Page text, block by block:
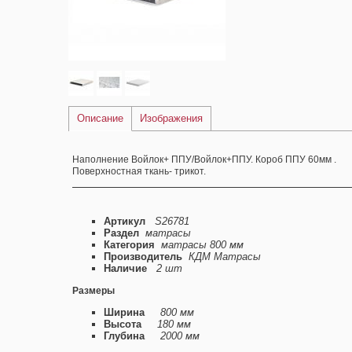
Описание Изображения
Наполнение Войлок+ ППУ/Войлок+ППУ. Короб ППУ 60мм .
Поверхностная ткань- трикот.
Артикул
S26781
Раздел матрасы
Категория матрасы 800 мм
Производитель КДМ Матрасы
Наличие
2 шт
Размеры
Ширина
800 мм
Высота
180 мм
Глубина
2000 мм